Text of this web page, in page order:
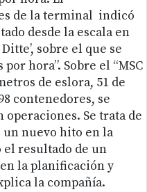
de la terminal indicó
desde la escala en
sobre el que se
hora”. Sobre el “MSC
de eslora, 51 de
contenedores, se
Se trata de
un nuevo hito en la
resultado de un
la planificación y
la compañía.